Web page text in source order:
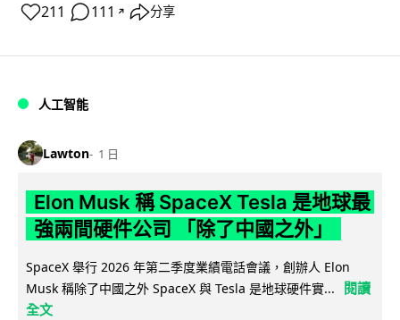
211 111 ↗ 分享
人工智能
Lawton 1 日
Elon Musk 稱 SpaceX Tesla 是地球最
強兩間硬件公司 「除了中國之外」
SpaceX 舉行 2026 年第二季度業績電話會議，創辦人 Elon
Musk 稱除了中國之外 SpaceX 與 Tesla 是地球硬件實...
閱讀
全文